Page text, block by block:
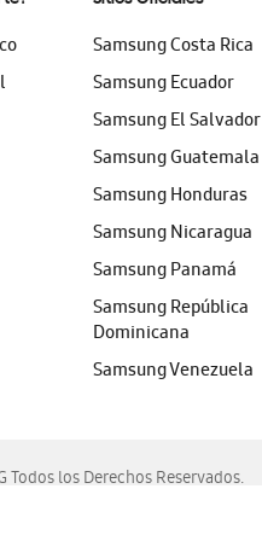
Samsung Costa Rica
Samsung Ecuador
Samsung El Salvador
Samsung Guatemala
Samsung Honduras
Samsung Nicaragua
Samsung Panamá
Samsung República
Dominicana
Samsung Venezuela
los Derechos Reservados.